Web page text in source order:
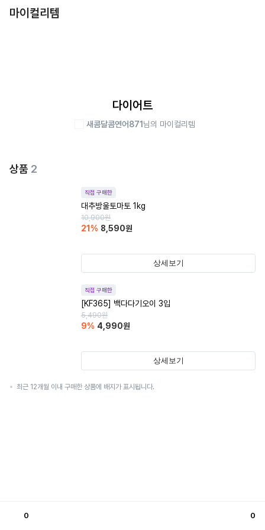
마이컬리템
다이어트
새콤달콤연어871 님의 마이컬리템
상품 2
직접 구매한
대추방울토마토 1kg
10,900원
21 % 8,590원
상세보기
직접 구매한
[KF365] 백다다기오이 3입
5,490원
9% 4,990원
상세보기
최근 12개월 이내 구매한 상품에 배지가 표시됩니다.
0 0